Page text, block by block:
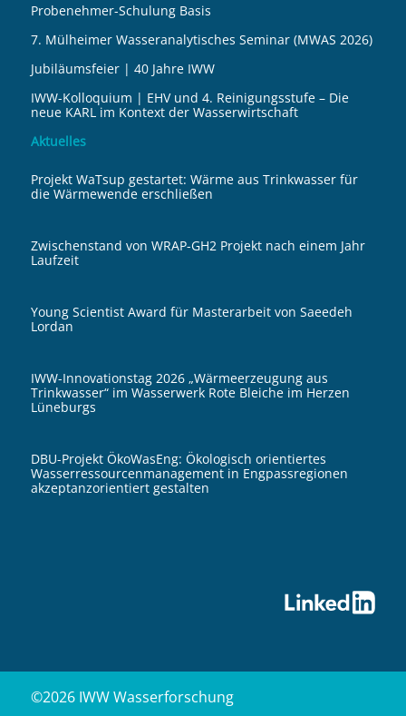
Probenehmer-Schulung Basis
7. Mülheimer Wasseranalytisches Seminar (MWAS 2026)
Jubiläumsfeier | 40 Jahre IWW
IWW-Kolloquium | EHV und 4. Reinigungsstufe – Die
neue KARL im Kontext der Wasserwirtschaft
Aktuelles
Projekt WaTsup gestartet: Wärme aus Trinkwasser für
die Wärmewende erschließen
Zwischenstand von WRAP-GH2 Projekt nach einem Jahr
Laufzeit
Young Scientist Award für Masterarbeit von Saeedeh
Lordan
IWW-Innovationstag 2026 „Wärmeerzeugung aus
Trinkwasser“ im Wasserwerk Rote Bleiche im Herzen
Lüneburgs
DBU-Projekt ÖkoWasEng: Ökologisch orientiertes
Wasserressourcenmanagement in Engpassregionen
akzeptanzorientiert gestalten
©2026 IWW Wasserforschung